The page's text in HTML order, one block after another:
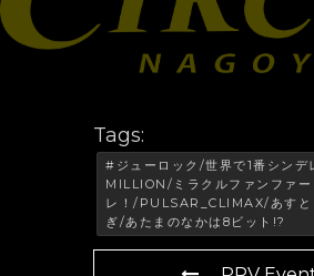
Tags:
#ジューロック/世界で1番シンデ
MILLION/ミラクルファンファー
レ！/PULSAR_CLIMAX/あすと
ぎ/あたまのなかは8ビット!?